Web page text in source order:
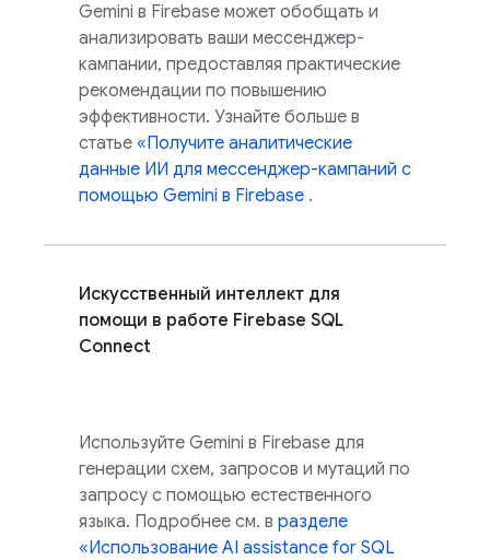
Gemini в Firebase может обобщать и
анализировать ваши мессенджер-
кампании, предоставляя практические
рекомендации по повышению
эффективности. Узнайте больше в
статье «Получите аналитические
данные ИИ для мессенджер-кампаний с
помощью Gemini в Firebase .
Искусственный интеллект для
помощи в работе Firebase SQL
Connect
Используйте Gemini в Firebase для
генерации схем, запросов и мутаций по
запросу с помощью естественного
языка. Подробнее см. в разделе
«Использование AI assistance for SQL